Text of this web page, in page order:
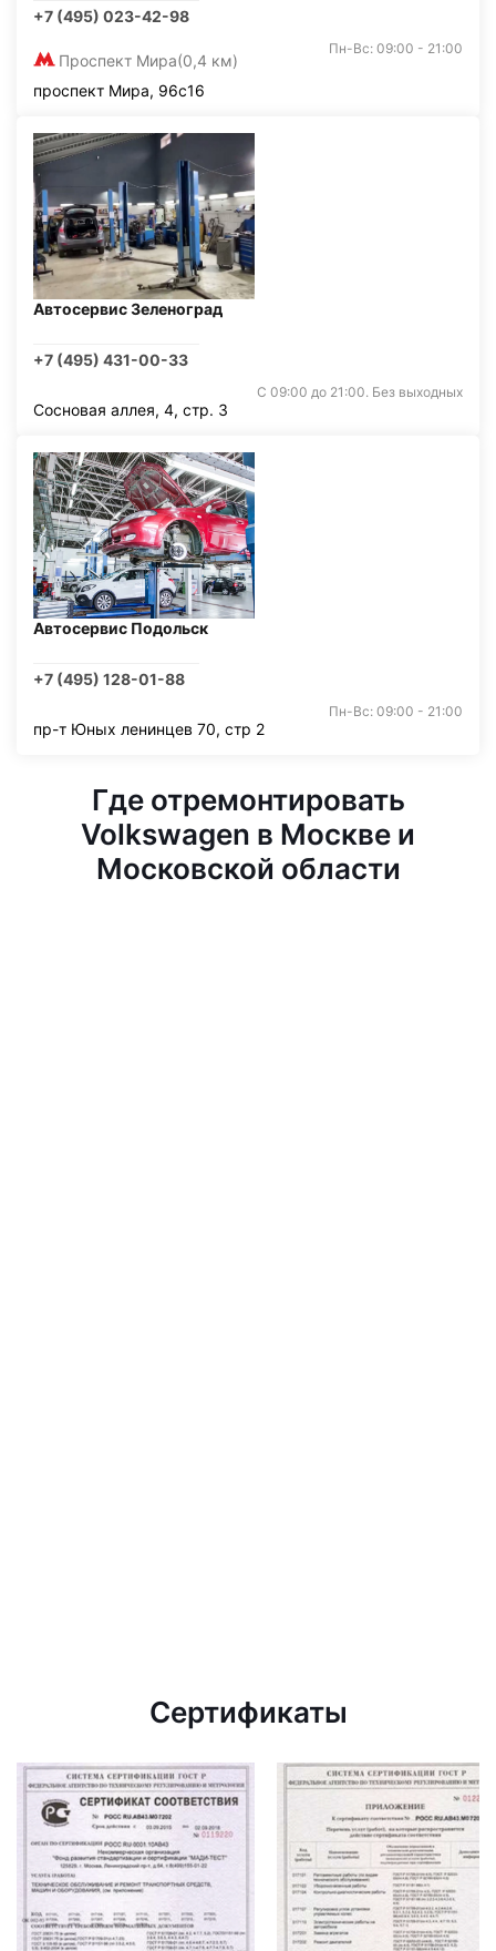
+7 (495) 023-42-98
Проспект Мира(0,4 км)
Пн-Вс: 09:00 - 21:00
проспект Мира, 96с16
Автосервис Зеленоград
+7 (495) 431-00-33
С 09:00 до 21:00. Без выходных
Сосновая аллея, 4, стр. 3
Автосервис Подольск
+7 (495) 128-01-88
Пн-Вс: 09:00 - 21:00
пр-т Юных ленинцев 70, стр 2
Где отремонтировать
Volkswagen в Москве и
Московской области
Сертификаты